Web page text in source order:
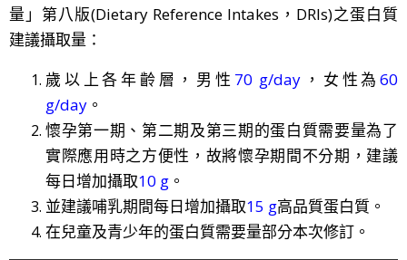
量」第八版(Dietary Reference Intakes，DRIs)之蛋白質
建議攝取量：
歲以上各年齡層，男性 70 g/day ，女性為 60
g/day 。
懷孕第一期、第二期及第三期的蛋白質需要量為了
實際應用時之方便性，故將懷孕期間不分期，建議
每日增加攝取10 g 。
並建議哺乳期間每日增加攝取15 g高品質蛋白質。
在兒童及青少年的蛋白質需要量部分本次修訂。